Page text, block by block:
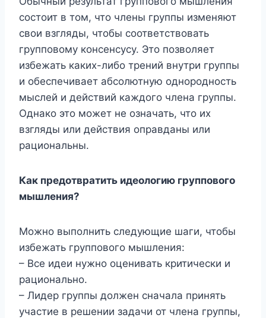
состоит в том, что члены группы изменяют
свои взгляды, чтобы соответствовать
групповому консенсусу. Это позволяет
избежать каких-либо трений внутри группы
и обеспечивает абсолютную однородность
мыслей и действий каждого члена группы.
Однако это может не означать, что их
взгляды или действия оправданы или
рациональны.
Как предотвратить идеологию группового
мышления?
Можно выполнить следующие шаги, чтобы
избежать группового мышления:
– Все идеи нужно оценивать критически и
рационально.
– Лидер группы должен сначала принять
участие в решении задачи от члена группы,